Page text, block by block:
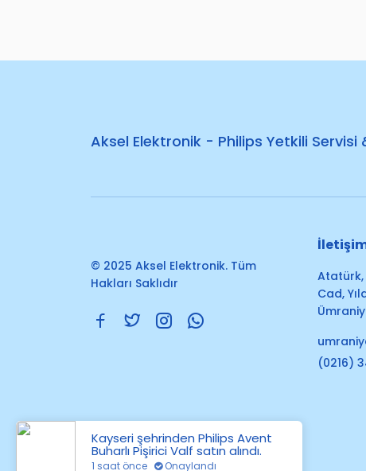
Aksel Elektronik - Philips Yetkili Servisi &
© 2025 Aksel Elektronik. Tüm
Hakları Saklıdır
Cad,
(0216)
Kayserişehrinden Philips Avent
Buharlı Pişirici Valf satın alındı.
1 saat önce Onaylandı